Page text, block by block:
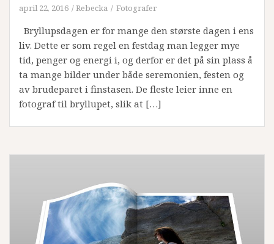
april 22, 2016 Rebecka Fotografer
Bryllupsdagen er for mange den største dagen i ens
liv. Dette er som regel en festdag man legger mye
tid, penger og energi i, og derfor er det på sin plass å
ta mange bilder under både seremonien, festen og
av brudeparet i finstasen. De fleste leier inne en
fotograf til bryllupet, slik at […]